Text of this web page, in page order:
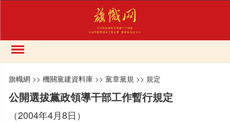
旗幟網 >>機關黨建資料庫 >>黨章黨規 >> 規定
公開選拔黨政領導干部工作暫行規定
（2004年4月8日）